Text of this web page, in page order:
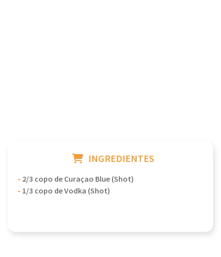
INGREDIENTES
- 2/3 copo de Curaçao Blue (Shot)
- 1/3 copo de Vodka (Shot)